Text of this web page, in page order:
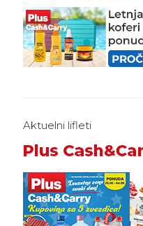
Aktuelni lifleti